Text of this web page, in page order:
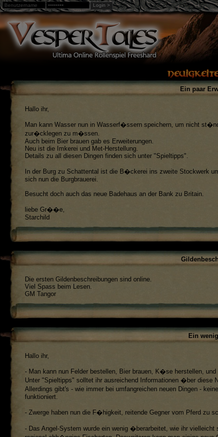
Warning: Undefined array key "loggedin" in/home/web3/
Login >
Ein paar
Hallo ihr,
Man kann Wasser nun in Wasserf�ssern speichern, um nicht
zur�cklegen zu m�ssen.
Auch beim Bier brauen gab es Erweiterungen.
Neu ist die Imkerei und Met-Herstellung.
Details zu all diesen Dingen finden sich unter "Spieltipps".
In der Burg zu Schattental ist die B�ckerei ins zweite Stockwerk
sich nun die Burgbrauerei.
Besucht doch auch das neue Badehaus an der Bank zu Britain.
liebe Gr��e,
Starchild
Die ersten Gildenbeschreibungen sind online.
Viel Spass beim Lesen.
GM Tangor
Ein
Hallo ihr,
- Man kann nun Felder bestellen, Bier brauen, K�se herstellen, und
Unter "Spieltipps" solltet ihr ausreichend Informationen �ber diese
Allerdings gibt's - wie immer bei umfangreichen neuen Dingen -
funktioniert.
- Zwerge haben nun die F�higkeit, reitende Gegner vom Pferd zu
- Das Angel-System wurde ein wenig �berarbeitet, wie ihr